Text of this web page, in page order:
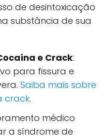
de desintoxicação
substância de sua
e Crack:
para fissura e
Saiba mais sobre
crack.
médico
a síndrome de